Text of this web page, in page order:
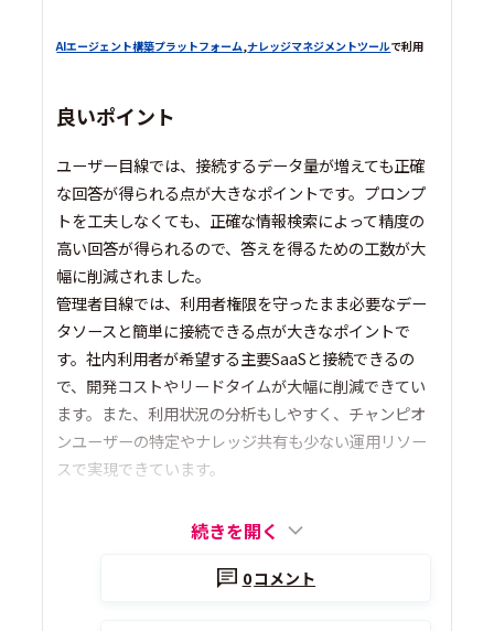
AIエージェント構築プラットフォーム ,ナレッジマネジメントツールで利用
良いポイント
ユーザー目線では、接続するデータ量が増えても正確
な回答が得られる点が大きなポイントです。プロンプ
トを工夫しなくても、正確な情報検索によって精度の
高い回答が得られるので、答えを得るための工数が大
幅に削減されました。
管理者目線では、利用者権限を守ったまま必要なデー
タソースと簡単に接続できる点が大きなポイントで
す。社内利用者が希望する主要SaaSと接続できるの
で、開発コストやリードタイムが大幅に削減できてい
ます。また、利用状況の分析もしやすく、チャンピオ
ンユーザーの特定やナレッジ共有も少ない運用リソー
スで実現できています。
続きを開く
0コメント